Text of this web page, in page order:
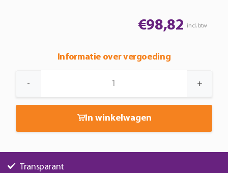
€98,82 incl. btw
Informatie over vergoeding
+
-
In winkelwagen
Transparant